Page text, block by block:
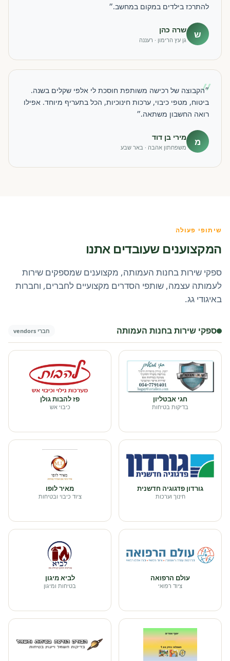
להתרכז בילדים במקום במחשב.״
ש שרה כהן
גן עץ הרימון · רעננה
״
״הקבוצה של רכישה משותפת חוסכת לי אלפי שקלים בשנה.
ביטוח, מטפי כיבוי, ערכות חינוכיות, הכל בתעריף מיוחד. אפילו
רואה החשבון משתאה.״
מ מירי בן דוד
משפחתון אהבה · באר שבע
שיתופי פעולה
המקצוענים שעובדים אתנו
ספקי שירות בחנות העמותה, מקצוענים שמספקים שירות
לעמותה עצמה, שותפי הסדרים מקצועיים לחברים, וחברות
באיגודי גג.
ספקי שירות בחנות העמותה חברי vendors
חגי אבטליון
בדיקות בטיחות
פז להבות גולן
כיבוי אש
גורדון פדגוגיה חדשנית
חינוך וערכות
מאיר לופו
ציוד כיבוי ובטיחות
עולם הרפואה
ציוד רפואי
לביא מיגון
בטיחות ומיגון